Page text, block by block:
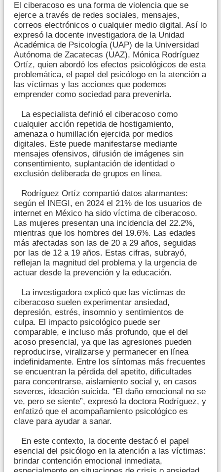
El ciberacoso es una forma de violencia que se
ejerce a través de redes sociales, mensajes,
correos electrónicos o cualquier medio digital. Así lo
expresó la docente investigadora de la Unidad
Académica de Psicología (UAP) de la Universidad
Autónoma de Zacatecas (UAZ), Mónica Rodríguez
Ortíz, quien abordó los efectos psicológicos de esta
problemática, el papel del psicólogo en la atención a
las víctimas y las acciones que podemos
emprender como sociedad para prevenirla.
La especialista definió el ciberacoso como
cualquier acción repetida de hostigamiento,
amenaza o humillación ejercida por medios
digitales. Este puede manifestarse mediante
mensajes ofensivos, difusión de imágenes sin
consentimiento, suplantación de identidad o
exclusión deliberada de grupos en línea.
Rodríguez Ortíz compartió datos alarmantes:
según el INEGI, en 2024 el 21% de los usuarios de
internet en México ha sido víctima de ciberacoso.
Las mujeres presentan una incidencia del 22.2%,
mientras que los hombres del 19.6%. Las edades
más afectadas son las de 20 a 29 años, seguidas
por las de 12 a 19 años. Estas cifras, subrayó,
reflejan la magnitud del problema y la urgencia de
actuar desde la prevención y la educación.
La investigadora explicó que las víctimas de
ciberacoso suelen experimentar ansiedad,
depresión, estrés, insomnio y sentimientos de
culpa. El impacto psicológico puede ser
comparable, e incluso más profundo, que el del
acoso presencial, ya que las agresiones pueden
reproducirse, viralizarse y permanecer en línea
indefinidamente. Entre los síntomas más frecuentes
se encuentran la pérdida del apetito, dificultades
para concentrarse, aislamiento social y, en casos
severos, ideación suicida. “El daño emocional no se
ve, pero se siente”, expresó la doctora Rodríguez, y
enfatizó que el acompañamiento psicológico es
clave para ayudar a sanar.
En este contexto, la docente destacó el papel
esencial del psicólogo en la atención a las víctimas:
brindar contención emocional inmediata,